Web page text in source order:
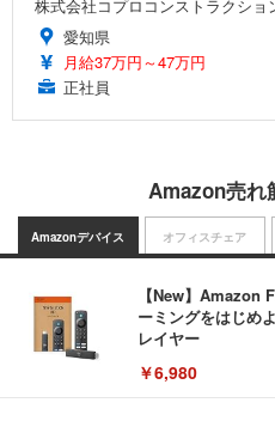
株式会社コプロコンストラクショ
愛知県
月給37万円～47万円
正社員
Amazon売れ
Amazonデバイス
【New】Amazon
ーミングをはじめ
レイヤー
￥6,980
オフィスチェア